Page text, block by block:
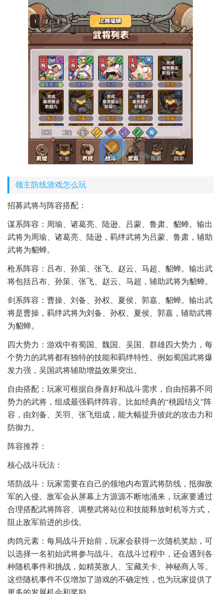
领主防线游戏怎么玩
招募武将与阵容搭配：
谋系阵容：周瑜、诸葛亮、陆逊、吕蒙、鲁肃、貂蝉。输出
武将为周瑜、诸葛亮、陆逊，羁绊武将为吕蒙、鲁肃，辅助
武将为貂蝉。
枪系阵容：吕布、孙策、张飞、赵云、马超、貂蝉。输出武
将包括吕布、孙策、张飞、赵云、马超，辅助武将为貂蝉。
剑系阵容：曹操、刘备、孙权、夏侯、郭嘉、貂蝉。输出武
将是曹操，羁绊武将为刘备、孙权、夏侯、郭嘉，辅助武将
为貂蝉。
四大势力：游戏中有蜀国、魏国、吴国、群雄四大势力，每
个势力的武将都有独特的技能和羁绊特性。例如蜀国武将爆
发力强，吴国武将辅助增益效果突出。
自由搭配：玩家可根据自身喜好和战斗需求，自由招募不同
势力的武将，组成最强羁绊阵容。比如经典的“桃园结义”阵
容，由刘备、关羽、张飞组成，能大幅提升彼此的攻击力和
防御力。
阵容推荐：
核心战斗玩法：
塔防战斗：玩家需要在自己的领地内布置武将防线，抵御敌
军的入侵。敌军会从屏幕上方源源不断地涌来，玩家要通过
合理搭配武将阵容、调整武将站位和技能释放时机等方式，
阻止敌军前进的步伐。
肉鸽元素：每局战斗开始前，玩家会获得一次随机奖励，可
以选择一名初始武将参与战斗。在战斗过程中，还会遇到各
种随机事件和挑战，如精英敌人、宝藏关卡、神秘商人等。
这些随机事件不仅增加了游戏的不确定性，也为玩家提供了
更多的发展机会和奖励。